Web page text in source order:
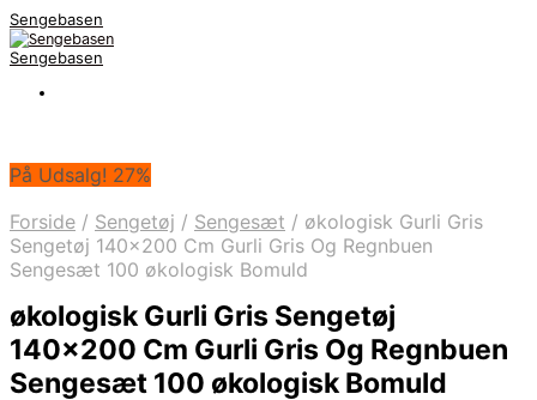
Sengebasen
Sengebasen
På Udsalg! 27%
Forside / Sengetøj / Sengesæt / økologisk Gurli Gris
Sengetøj 140×200 Cm Gurli Gris Og Regnbuen
Sengesæt 100 økologisk Bomuld
økologisk Gurli Gris Sengetøj
140×200 Cm Gurli Gris Og Regnbuen
Sengesæt 100 økologisk Bomuld